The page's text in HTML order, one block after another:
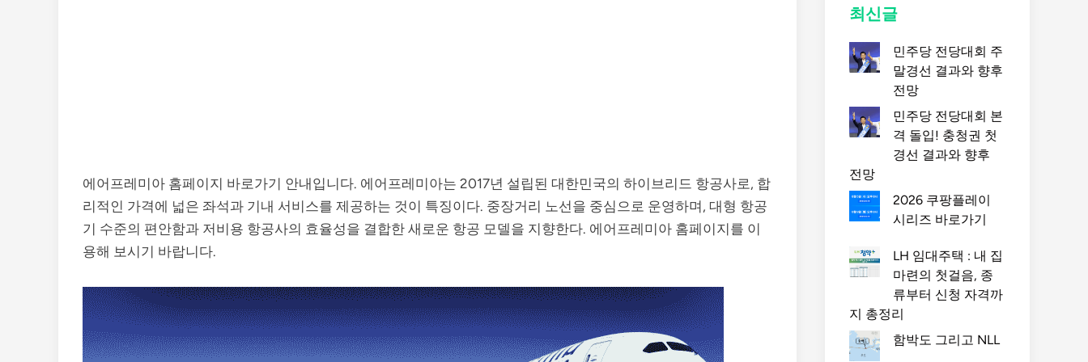
에어프레미아 홈페이지 바로가기 안내입니다. 에어프레미아는 2017년 설립된 대한민국의 하이브리드 항공사로, 합
리적인 가격에 넓은 좌석과 기내 서비스를 제공하는 것이 특징이다. 중장거리 노선을 중심으로 운영하며, 대형 항공
기 수준의 편안함과 저비용 항공사의 효율성을 결합한 새로운 항공 모델을 지향한다. 에어프레미아 홈페이지를 이
용해 보시기 바랍니다.
최신글
민주당 전당대회 주
말경선 결과와 향후
전망
민주당 전당대회 본
격 돌입! 충청권 첫
경선 결과와 향후
전망
2026 쿠팡플레이
시리즈 바로가기
LH 임대주택 : 내 집
마련의 첫걸음, 종
류부터 신청 자격까
지 총정리
함박도 그리고 NLL